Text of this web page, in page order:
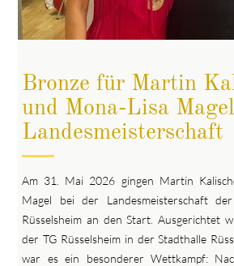
Bronze für Martin
und Mona-Lisa
Landesmeisterschaft
Am 31. Mai 2026 gingen Martin
Magel bei der Landesmeisterschaft
Rüsselsheim an den Start. Ausgerichtet
der TG Rüsselsheim in der Stadthalle
war es ein besonderer Wettkampf: